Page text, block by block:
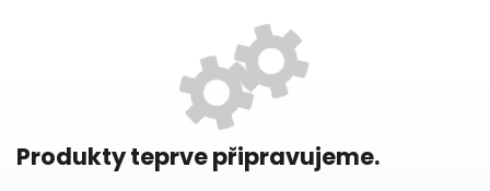
Produkty teprve připravujeme.